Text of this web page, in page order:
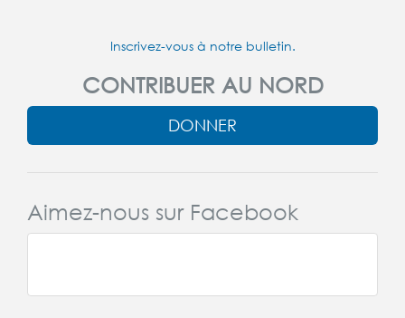
Inscrivez-vous à notre bulletin.
CONTRIBUER AU NORD
DONNER
Aimez-nous sur Facebook